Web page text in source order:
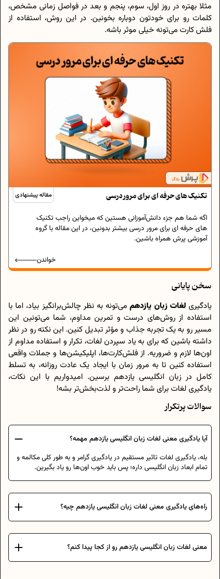
مثلا بهتره در روز اول، سوم، پنجم و بعد در فواصل زمانی مشخص،
کلمات رو برای خودتون دوباره بخونین. در این روش، استفاده از
فلش کارت می‌تونه خیلی موثر باشه.
مقاله پیشنهادی تکنیک های حرفه ای برای مرور درسی
اگه شما هم جزء دانش‌آموزانی هستین که میخواین راجب تکنیک
های حرفه ای برای مرور درسی بیشتر بدونین، در این مقاله با گروه
آموزشی پرش همراه باشین.
خواندن
سخن پایانی
یادگیری لغات زبان یازدهممی‌تونه به نظر چالش‌برانگیز بیاد، اما با
استفاده از روش‌های درست و تمرین مداوم، شما می‌تونین این
مسیر رو به یک تجربه جذاب و مؤثر تبدیل کنین. این نکته رو در نظر
داشته باشین که برای به یاد سپردن لغات، تکرار و استفاده مداوم از
اون‌ها لازم و ضروریه. از فلش‌کارت‌ها، اپلیکیشن‌ها و جملات واقعی
استفاده کنین تا به مرور زمان با ایجاد یک عادت روزانه، به تسلط
کامل در زبان انگلیسی یازدهم برسین. امیدواریم با این نکات،
یادگیری لغات برای شما راحت‌تر و لذت‌بخش‌تر بشه!
سوالات پرتکرار
آیا یادگیری معنی لغات زبان انگلیسی یازدهم مهمه؟
بله، یادگیری لغات تاثیر مستقیم در یادگیری گرامر و به طور کلی مکالمه و
تمام ابعاد زبان انگلیسی داره؛ پس باید خوب اون‌ها رو یاد بگیرین.
راه‌های یادگیری معنی لغات زبان انگلیسی یازدهم چیه؟
معنی لغات زبان انگلیسی یازدهم رو از کجا پیدا کنم؟